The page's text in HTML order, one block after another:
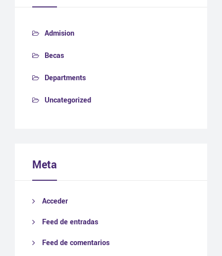
Admision
Becas
Departments
Uncategorized
Meta
Acceder
Feed de entradas
Feed de comentarios